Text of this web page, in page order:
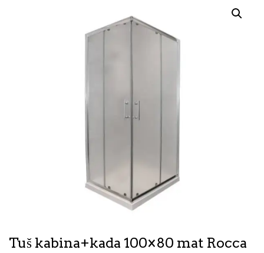
Tuš kabina+kada 100×80 mat Rocca